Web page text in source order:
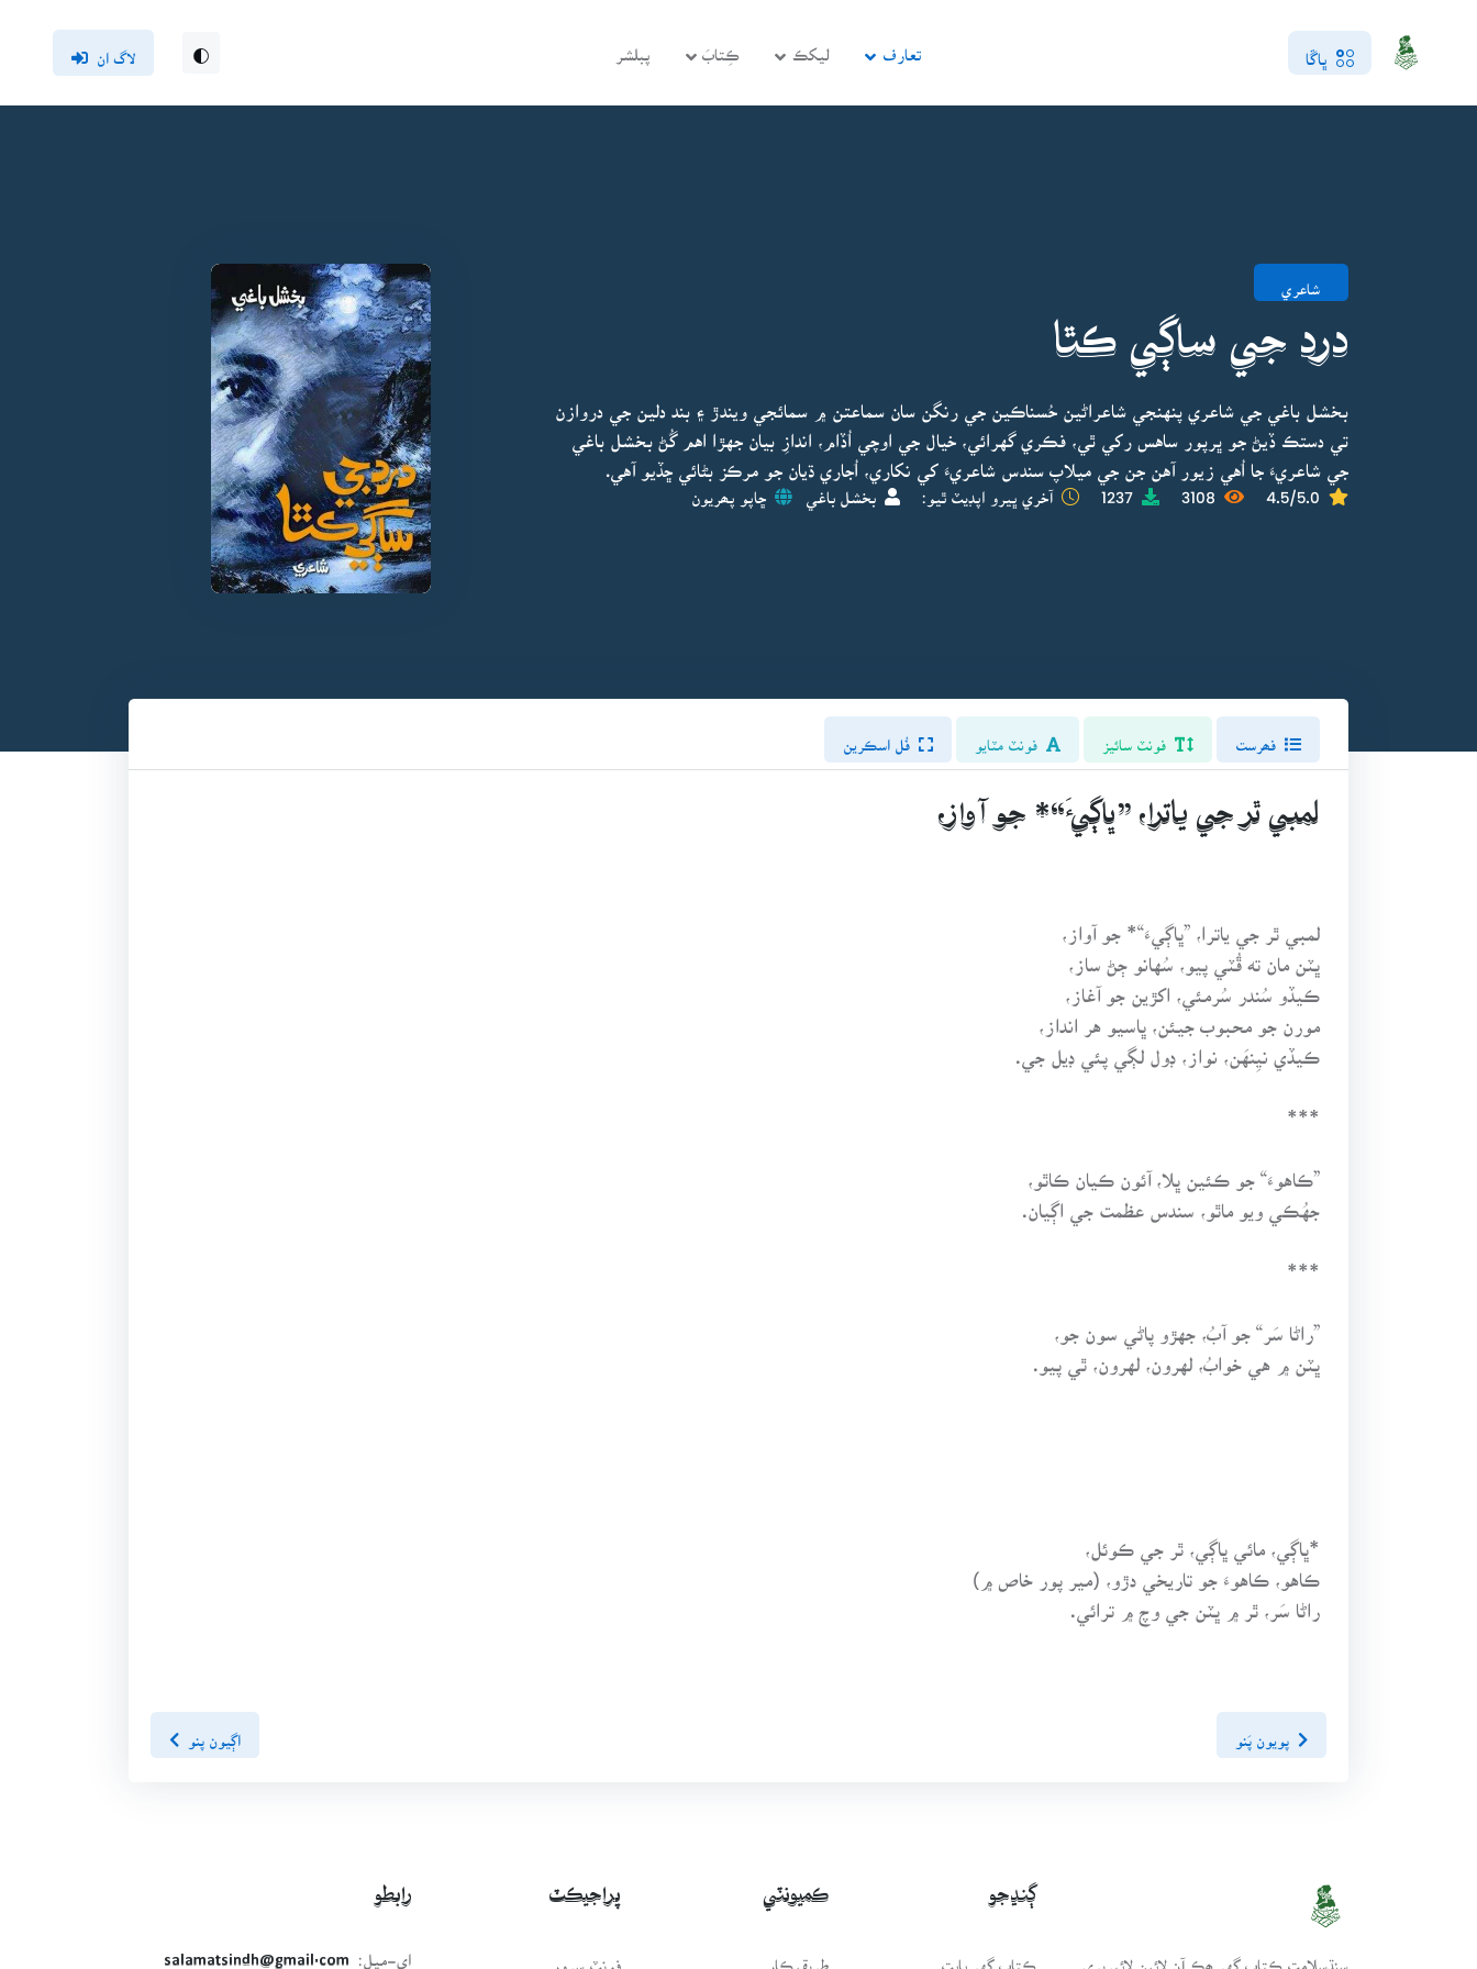
ڀاڱا تعارف ليکڪ ڪِتابَ پبلشر لاگ ان
شاعري
درد جي ساڳي ڪٿا
بخشل باغي جي شاعري پنهنجي شاعراڻين حُسناڪين جي رنگن سان سماعتن ۾ سمائجي ويندڙ ۽ بند دلين جي دروازن
تي دستڪ ڏيڻ جو ڀرپور ساهس رکي ٿي، فڪري گهرائي، خيال جي اوچي اُڏام، اندازِ بيان جهڙا اهم گُڻ بخشل باغي
جي شاعريءَ جا اُهي زيور آهن جن جي ميلاپ سندس شاعريءَ کي نکاري، اُجاري ڌيان جو مرڪز بڻائي ڇڏيو آهي.
4.5/5.0
3108
1237 آخري ڀيرو اپڊيٽ ٿيو: بخشل باغي ڇاپو پھريون
فونٽ سائيز فونٽ مٽايو فُل اسڪرين
لمبي ٿر جي ياترا، ”ڀاڳيءَ“* جو آواز،
لمبي ٿر جي ياترا، ”ڀاڳيءَ“* جو آواز،
ڀٽن مان ته ڦُٽي پيو، سُهانو ڄڻ ساز،
ڪيڏو سُندر سُرمئي، اکڙين جو آغاز،
مورن جو محبوب جيئن، ڀاسيو هر انداز،
ڪيڏي نيِنهَن، نواز، ڊول لڳي پئي ڊيل جي.
***
”ڪاهوءَ“ جو ڪئين ڀلا، آئون ڪيان ڪاٿو،
جهُڪي ويو ماٿو، سندس عظمت جي اڳيان.
***
”راڻا سَر“ جو آبُ، جهڙو پاڻي سون جو،
ڀٽن ۾ هي خوابُ، لهرون، لهرون، ٿي پيو.
*ڀاڳي، مائي ڀاڳي، ٿر جي ڪوئل،
ڪاهو، ڪاهوءَ جو تاريخي دڙو، (مير پور خاص ۾)
راڻا سَر، ٿر ۾ ڀٽن جي وچ ۾ ترائي.
پويون پَنو اڳيون پنو
سنڌسلامت ڪتاب گهر ھڪ آن لائين لائبريري
ڳنڍجو
ڪتاب گهر بابت
ڪميونٽي
طريقيڪار
پراجيڪٽ
فونٽ سرور
رابطو
اي-ميل:
salamatsindh@gmail.com